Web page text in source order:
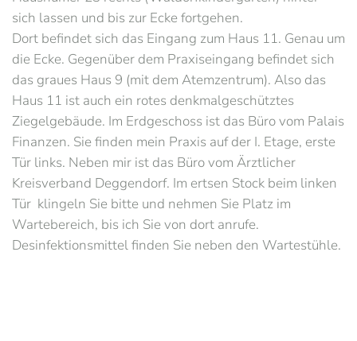
sich lassen und bis zur Ecke fortgehen.
Dort befindet sich das Eingang zum Haus 11. Genau um
die Ecke. Gegenüber dem Praxiseingang befindet sich
das graues Haus 9 (mit dem Atemzentrum). Also das
Haus 11 ist auch ein rotes denkmalgeschütztes
Ziegelgebäude. Im Erdgeschoss ist das Büro vom Palais
Finanzen. Sie finden mein Praxis auf der I. Etage, erste
Tür links. Neben mir ist das Büro vom Ärztlicher
Kreisverband Deggendorf. Im ertsen Stock beim linken
Tür klingeln Sie bitte und nehmen Sie Platz im
Wartebereich, bis ich Sie von dort anrufe.
Desinfektionsmittel finden Sie neben den Wartestühle.